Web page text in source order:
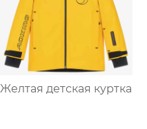
Желтая детская куртка